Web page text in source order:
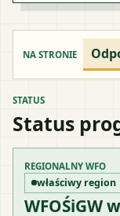
NA STRONIE
STATUS
Status
REGIONALNY WFO
właściwy region
WFOŚiGW